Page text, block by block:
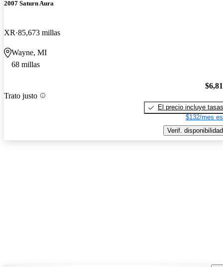
2007 Saturn Aura
XR 85,673 millas
Wayne, MI
68 millas
Trato justo
El precio incluye tasas
$132/mes
Verif. disponibilidad